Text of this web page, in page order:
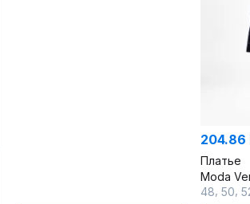
204.86
Платье
Moda
48 50